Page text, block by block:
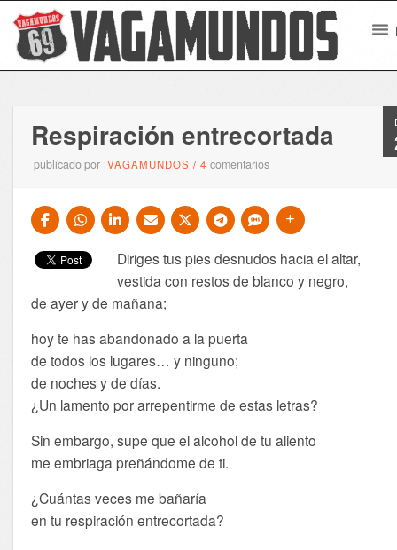
Respiración entrecortada
publicado por VAGAMUNDOS /4comentarios
Diriges tus pies desnudos hacia el altar,
vestida con restos de blanco y negro,
de ayer y de mañana;
hoy te has abandonado a la puerta
de todos los lugares… y ninguno;
de noches y de días.
¿Un lamento por arrepentirme de estas letras?
Sin embargo, supe que el alcohol de tu aliento
me embriaga preñándome de ti.
¿Cuántas veces me bañaría
en tu respiración entrecortada?